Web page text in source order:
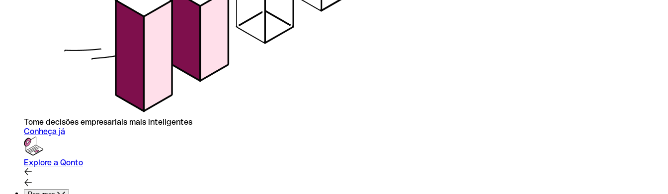
Tome decisões empresariais mais inteligentes
Conheça já
Explore a Qonto